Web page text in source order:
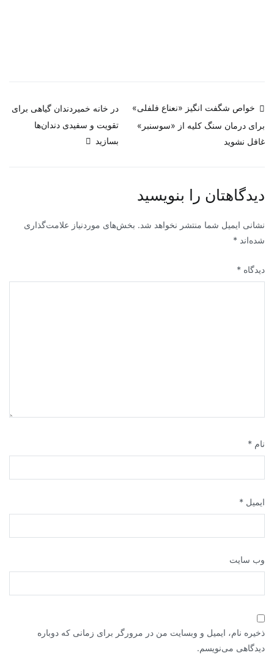
خواص شگفت انگیز «نعناع فلفلی»
برای درمان سنگ کلیه از «سوسنبر»
غافل نشوید
در خانه خمیردندان گیاهی برای
تقویت و سفیدی دندان‌ها
بسازید
دیدگاهتان را بنویسید
نشانی ایمیل شما منتشر نخواهد شد. بخش‌های موردنیاز علامت‌گذاری
شده‌اند *
دیدگاه *
نام *
ایمیل *
وب‌ سایت
ذخیره نام، ایمیل و وبسایت من در مرورگر برای زمانی که دوباره
دیدگاهی می‌نویسم.